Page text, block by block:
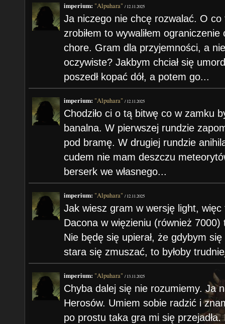
imperium: "Alpuhara"/12.11.2025
Ja niczego nie chcę rozwalać. O
zrobiłem to wywaliłem
chore. Gram dla przyjemności, a
oczywiste? Jakbym chciał się
poszedł kopać dół, a potem go...
imperium: "Alpuhara"/12.11.2025
Chodziło ci o tą bitwę co w zamku
banalna. W pierwszej rundzie
pod bramę. W drugiej rundzie
cudem nie mam deszczu
berserk we własnego...
imperium: "Alpuhara"/12.11.2025
Jak wiesz gram w wersję light,
Dacona w więzieniu (również
Nie będę się upierał, że gdybym
stara się zmuszać, to byłoby
imperium: "Alpuhara"/13.11.2025
Chyba dalej się nie rozumiemy. Ja
Herosów. Umiem sobie radzić i
po prostu taka gra mi się